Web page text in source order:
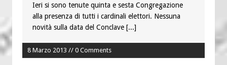
Ieri si sono tenute quinta e sesta Congregazione
alla presenza di tutti i cardinali elettori. Nessuna
novità sulla data del Conclave [...]
8 Marzo 2013 // 0 Comments